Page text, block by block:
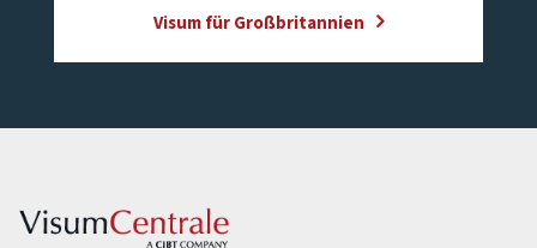
Visum für Großbritannien